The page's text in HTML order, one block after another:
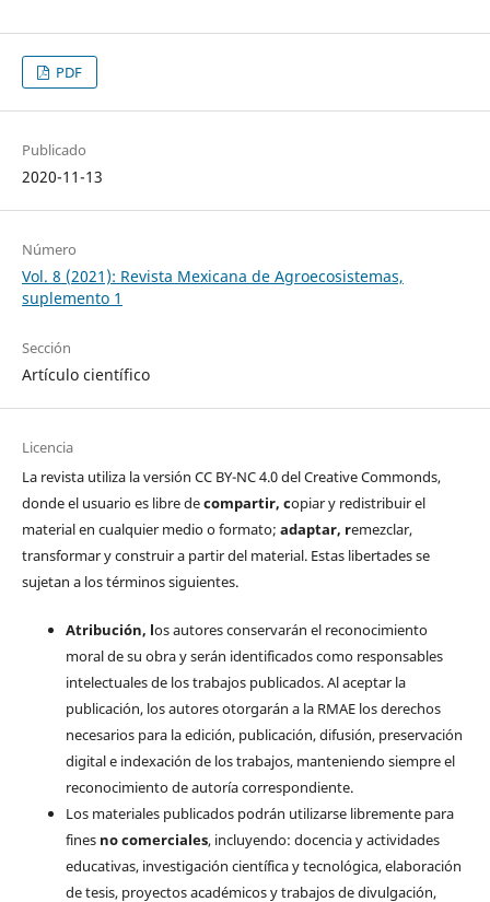
PDF
Publicado
2020-11-13
Número
Vol. 8 (2021): Revista Mexicana de Agroecosistemas,
suplemento 1
Sección
Artículo científico
Licencia
La revista utiliza la versión CC BY-NC 4.0 del Creative Commonds,
donde el usuario es libre decompartir, copiar y redistribuir el
material en cualquier medio o formato; adaptar, remezclar,
transformar y construir a partir del material. Estas libertades se
sujetan a los términos siguientes.
Atribución, los autores conservarán el reconocimiento
moral de su obra y serán identificados como responsables
intelectuales de los trabajos publicados. Al aceptar la
publicación, los autores otorgarán a la RMAE los derechos
necesarios para la edición, publicación, difusión, preservación
digital e indexación de los trabajos, manteniendo siempre el
reconocimiento de autoría correspondiente.
Los materiales publicados podrán utilizarse libremente para
fines no comerciales, incluyendo: docencia y actividades
educativas, investigación científica y tecnológica, elaboración
de tesis, proyectos académicos y trabajos de divulgación,